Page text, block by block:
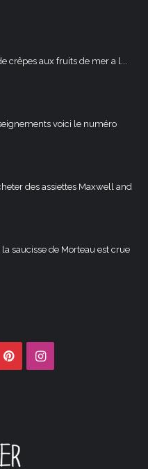
crêpes aux fruits de mer a l...
voici le numéro
des assiettes Maxwell and
saucisse de Morteau est crue
PinterestInstagram